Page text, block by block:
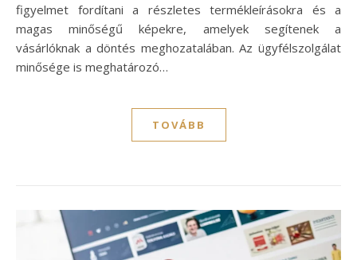
figyelmet fordítani a részletes termékleírásokra és a
magas minőségű képekre, amelyek segítenek a
vásárlóknak a döntés meghozatalában. Az ügyfélszolgálat
minősége is meghatározó…
TOVÁBB